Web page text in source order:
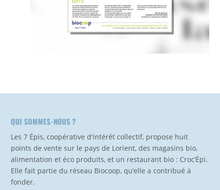
QUI SOMMES-NOUS ?
Les 7 Épis, coopérative d'intérêt collectif, propose huit
points de vente sur le pays de Lorient, des magasins bio,
alimentation et éco produits, et un restaurant bio : Croc’Épi.
Elle fait partie du réseau Biocoop, qu’elle a contribué à
fonder.